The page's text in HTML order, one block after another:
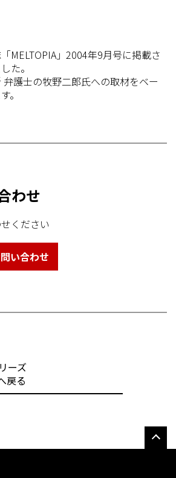
MELTOPIA」2004年9月号に掲載さ
た。
護士の牧野二郎氏への取材をベー
。
わせ
ください
い合わせ
ーズ
戻る